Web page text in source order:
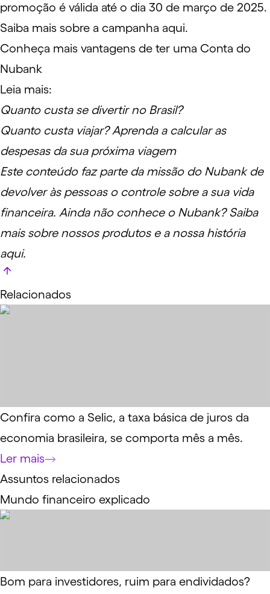
promoção é válida até o dia 30 de março de 2025.
Saiba mais sobre a campanha aqui.
Conheça mais vantagens de ter uma Conta do
Nubank
Leia mais:
Quanto custa se divertir no Brasil?
Quanto custa viajar? Aprenda a calcular as
despesas da sua próxima viagem
Este conteúdo faz parte da missão do Nubank de
devolver às pessoas o controle sobre a sua vida
financeira. Ainda não conhece o Nubank? Saiba
mais sobre nossos produtos e a nossa história
aqui.
Relacionados
Confira como a Selic, a taxa básica de juros da
economia brasileira, se comporta mês a mês.
Ler mais
Assuntos relacionados
Mundo financeiro explicado
Bom para investidores, ruim para endividados?